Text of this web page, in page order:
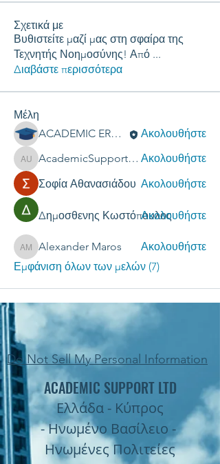
Σχετικά με
Βυθιστείτε μαζί μας στη σφαίρα της
Τεχνητής Νοημοσύνης! Από ...
Διαβάστε περισσότερα
Μέλη
ACADEMIC ERGASIES Ακολουθήστε
AcademicSupport UK AcademicSupport UK Ακολουθήστε
Σοφία Αθανασιάδου Ακολουθήστε
Δημοσθενης ΚωστόπουλοςΑκολουθήστε
Alexander Maros
Alexander Maros
Ακολουθήστε
Εμφάνιση όλων των μελών (7)
Do Not Sell My Personal Information
ACADEMIC SUPPORT LTD
Ελλάδα - Κύπρος
- Ηνωμένο Βασίλειο -
Ηνωμένες Πολιτείες